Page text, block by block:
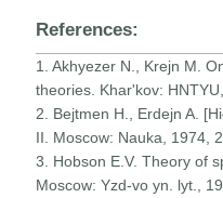
References:
1. Akhyezer N., Krejn M.
theories. Khar'kov:
2. Bejtmen H., Erdejn A.
II. Moscow: Nauka, 1974,
3. Hobson E.V. Theory of
Moscow: Yzd-vo yn. lyt.,